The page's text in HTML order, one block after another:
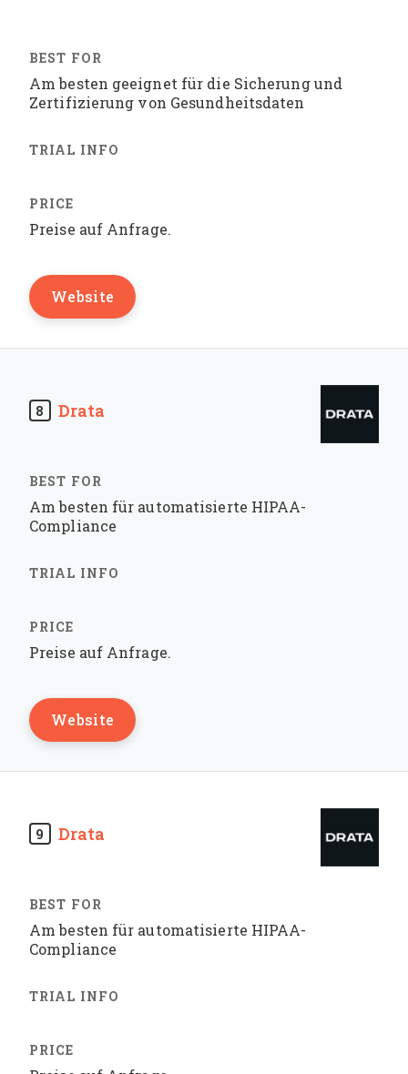
Am besten geeignet für die Sicherung und
Zertifizierung von Gesundheitsdaten
Preise auf Anfrage.
Website
8 Drata
Am besten für automatisierte HIPAA-
Compliance
Preise auf Anfrage.
Website
9 Drata
Am besten für automatisierte HIPAA-
Compliance